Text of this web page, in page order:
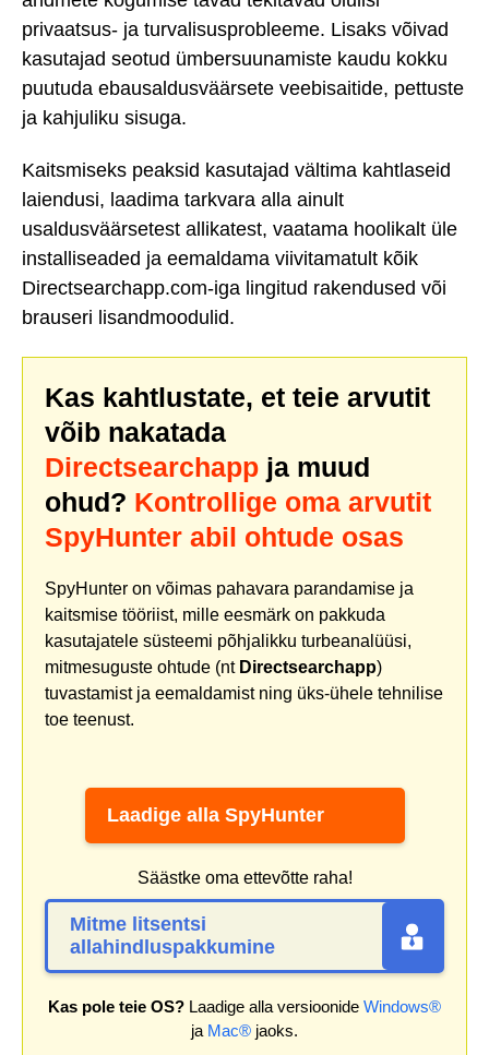
privaatsus- ja turvalisusprobleeme. Lisaks võivad
kasutajad seotud ümbersuunamiste kaudu kokku
puutuda ebausaldusväärsete veebisaitide, pettuste
ja kahjuliku sisuga.
Kaitsmiseks peaksid kasutajad vältima kahtlaseid
laiendusi, laadima tarkvara alla ainult
usaldusväärsetest allikatest, vaatama hoolikalt üle
installiseaded ja eemaldama viivitamatult kõik
Directsearchapp.com-iga lingitud rakendused või
brauseri lisandmoodulid.
Kas kahtlustate, et teie arvutit
võib nakatada
Directsearchapp ja muud
ohud? Kontrollige oma arvutit
SpyHunter abil ohtude osas
SpyHunter on võimas pahavara parandamise ja
kaitsmise tööriist, mille eesmärk on pakkuda
kasutajatele süsteemi põhjalikku turbeanalüüsi,
mitmesuguste ohtude (nt Directsearchapp)
tuvastamist ja eemaldamist ning üks-ühele tehnilise
toe teenust.
Laadige alla SpyHunter
Säästke oma ettevõtte raha!
Mitme litsentsi
allahindluspakkumine
Kas pole teie OS? Laadige alla versioonide Windows®
ja Mac® jaoks.